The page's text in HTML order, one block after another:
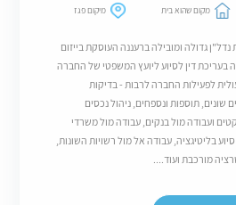
מקום שהוא בית מיקום פגז
גדולה ומובילה ברעננה העוסקת בייזום
בעריכת דין לסיוע ליועץ המשפטי של החברה
לפעילות החברה לרבות - בדיקות
שונים, תוספות ונספחים, ניהול נכסים
ועבודה מול בנקים, עבודה מול משרדי
בליטיגציה, עבודה אל מול רשויות השונות,
מורכבת ועוד....